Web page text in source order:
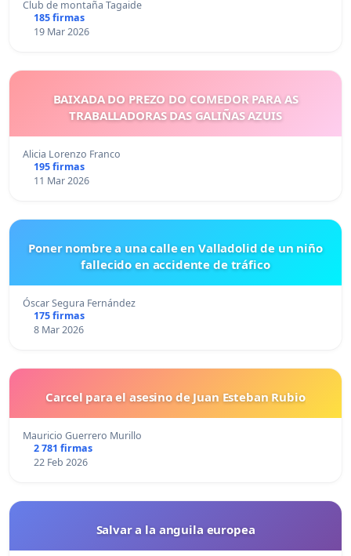
Club de montaña Tagaide
185 firmas
19 Mar 2026
BAIXADA DO PREZO DO COMEDOR PARA AS
TRABALLADORAS DAS GALIÑAS AZUIS
Alicia Lorenzo Franco
195 firmas
11 Mar 2026
Poner nombre a una calle en Valladolid de un niño
fallecido en accidente de tráfico
Óscar Segura Fernández
175 firmas
8 Mar 2026
Carcel para el asesino de Juan Esteban Rubio
Mauricio Guerrero Murillo
2 781 firmas
22 Feb 2026
Salvar a la anguila europea